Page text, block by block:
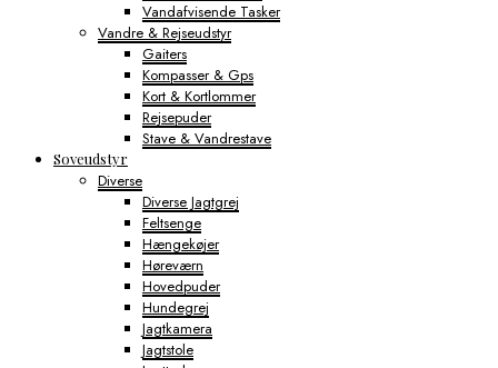
Vandafvisende Tasker
Vandre & Rejseudstyr
Gaiters
Kompasser & Gps
Kort & Kortlommer
Rejsepuder
Stave & Vandrestave
Soveudstyr
Diverse
Diverse Jagtgrej
Feltsenge
Hængekøjer
Høreværn
Hovedpuder
Hundegrej
Jagtkamera
Jagtstole